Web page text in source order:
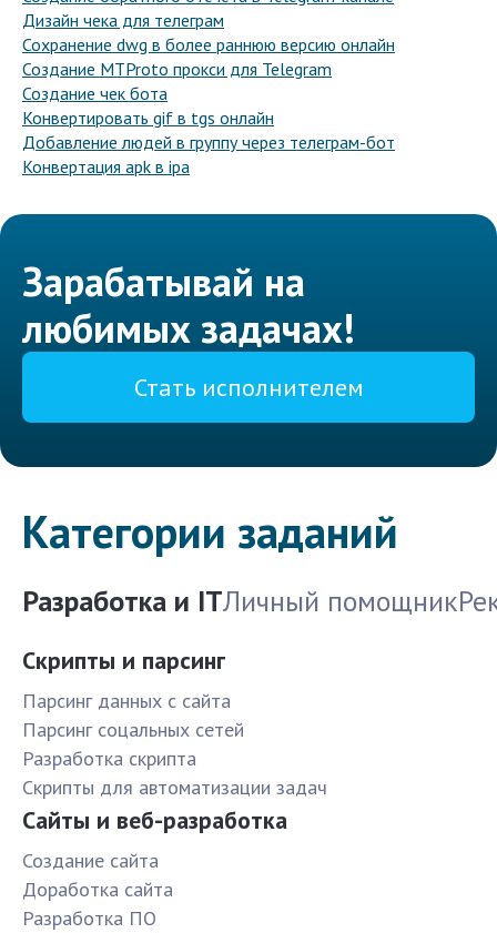
Дизайн чека для телеграм
Сохранение dwg в более раннюю версию онлайн
Создание MTProto прокси для Telegram
Создание чек бота
Конвертировать gif в tgs онлайн
Добавление людей в группу через телеграм-бот
Конвертация apk в ipa
Зарабатывай на
любимых задачах!
Стать исполнителем
Категории заданий
Разработка и ITЛичный помощник
Скрипты и парсинг
Парсинг данных с сайта
Парсинг соцальных сетей
Разработка скрипта
Скрипты для автоматизации задач
Сайты и веб-разработка
Создание сайта
Доработка сайта
Разработка ПО